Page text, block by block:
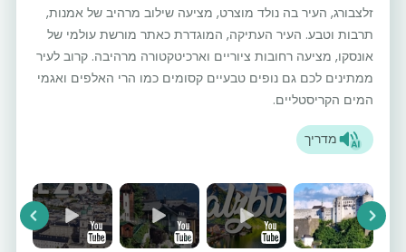
זלצבורג, העיר בה נולד מוצרט, מציעה שילוב מרהיב של אמנות,
תרבות וטבע. העיר העתיקה, המוגדרת כאתר מורשת עולמי של
אונסקו, מציעה רחובות ציוריים וארכיטקטורה מרהיבה. קרוב לעיר
ממתינים לכם גם נופים טבעיים קסומים כמו הרי האלפים ואגמי
המים הקריסטליים.
מדריך
Next